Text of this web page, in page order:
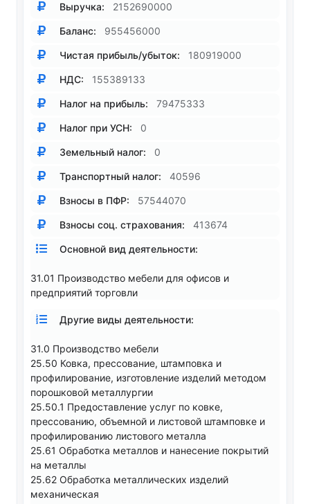
Выручка: 2152690000
Баланс: 955456000
Чистая прибыль/убыток: 180919000
НДС: 155389133
Налог на прибыль: 79475333
Налог при УСН: 0
Земельный налог: 0
Транспортный налог: 40596
Взносы в ПФР: 57544070
Взносы соц. страхования: 413674
Основной вид деятельности:
31.01 Производство мебели для офисов и
предприятий торговли
Другие виды деятельности:
31.0 Производство мебели
25.50 Ковка, прессование, штамповка и
профилирование, изготовление изделий методом
порошковой металлургии
25.50.1 Предоставление услуг по ковке,
прессованию, объемной и листовой штамповке и
профилированию листового металла
25.61 Обработка металлов и нанесение покрытий
на металлы
25.62 Обработка металлических изделий
механическая